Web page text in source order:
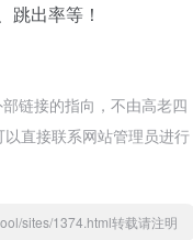
跳出率等！
链接的指向，不由高老四
直接联系网站管理员进行
sites/1374.html转载请注明